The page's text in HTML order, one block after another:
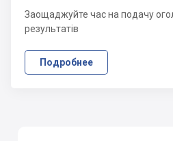
Заощаджуйте час на подачу
результатів
Подробнее